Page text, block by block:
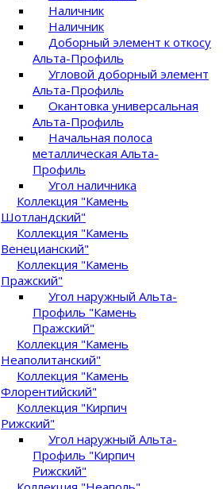
Наличник
Наличник
Доборный элемент к откосу
Альта-Профиль
Угловой доборный элемент
Альта-Профиль
Окантовка универсальная
Альта-Профиль
Начальная полоса
металлическая Альта-
Профиль
Угол наличника
Коллекция "Камень
Шотландский"
Коллекция "Камень
Венецианский"
Коллекция "Камень
Пражский"
Угол наружный Альта-
Профиль "Камень
Пражский"
Коллекция "Камень
Неаполитанский"
Коллекция "Камень
Флорентийский"
Коллекция "Кирпич
Рижский"
Угол наружный Альта-
Профиль "Кирпич
Рижский"